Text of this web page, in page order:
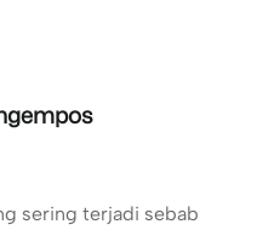
sering terjadi sebab